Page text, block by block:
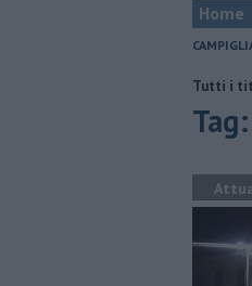
Home
Tutti i
Addio al dottor Massimo
Tag: